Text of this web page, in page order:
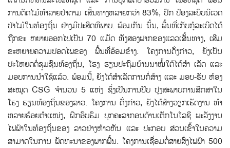
ການຕັດໄມ້ທຳລາຍປ່າຕາມ ເສັ້ນທາງຫລາຍກວ່າ 83%, ປົກ ປ້ອງລະບົບນິເວດ
ປ່າໄມ້ໃນທ້ອງຖິ່ນ ຢ່າງມີປະສິດທິພາບ. ພ້ອມກັນ ນັ້ນ, ພື້ນທີ່ເກັບກູ້ລະເບີດໄດ້
ຖືກຂະ ຫຍາຍອອກໄປເປັນ 70 ແມັດ ທັງສອງຟາກຂອງແລວເສັ້ນທາງ, ເສີມ
ຂະຫຍາຍຄວາມປອດໄພຂອງ ພື້ນທີ່ອ້ອມຂ້າງ. ໂຄງການດັ່ງກ່າວ, ຍັງເປັນ
ປະໂຫຍດຕໍ່ຊຸມຊົນທ້ອງຖິ່ນ, ໂຮງ ຮຽນປະຖົມບ້ານນາໝໍ້ໃຕ້ໄດ້ສຳ ເລັດ ແລະ
ມອບການນຳໃຊ້ແລ້ວ. ພ້ອມນີ້, ຍັງໄດ້ສຳເລັດການກໍ່ສ້າງ ແລະ ມອບ-ຮັບ ຫ້ອງ
ສະໝຸດ CSG ຈຳນວນ 5 ແຫ່ງ ຊຶ່ງເປັນການປັບ ປຸງສະພາບການສຶກສາໃນ
ໂຮງ ຮຽນທ້ອງຖິ່ນຂອງລາວ. ໂຄງການ ດັ່ງກ່າວ, ຍັງໄດ້ສ້າງວຽກເຮັດງານ ທໍາ
ຫລາຍຮ້ອຍຕໍາເເໜ່ງ, ຝຶກອົບຮົມ ບຸກຄະລາກອນດ້ານເຕັກໂນໂລຊີ ພະລັງງານ
ໄຟຟ້າໃນທ້ອງຖິ່ນຂອງ ລາວຢ່າງຫ້າວຫັນ ແລະ ປະກອບ ສ່ວນເຂົ້າໃນຄວາມ
ສາມາດໃນການ ພັດທະນາຂອງພາກພື້ນ. ໂຄງການເຊື່ອມຕໍ່ສາຍສົ່ງໄຟຟ້າ 500